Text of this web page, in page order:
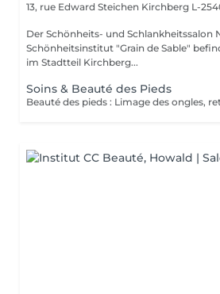
13, rue Edward Steichen Kirchberg L-
Der Schönheits- und Schlankheitssalon
Schönheitsinstitut "Grain de Sable"
im Stadtteil Kirchberg...
Soins & Beauté des Pieds